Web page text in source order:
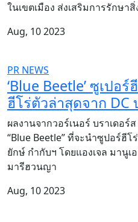
ในเขตเมือง ส่งเสริมการรักษา
Aug, 10 2023
PR NEWS
‘Blue Beetle’ ซูเปอ
ฮีโร่ตัวล่าสุดจาก
ผลงานจากวอร์เนอร์ บราเดอร์
“Blue Beetle” ที่จะนำซูปอร์ฮี
ยักษ์ กำกับฯ โดยแองเจล มานู
มารีฮวนญา
Aug, 10 2023